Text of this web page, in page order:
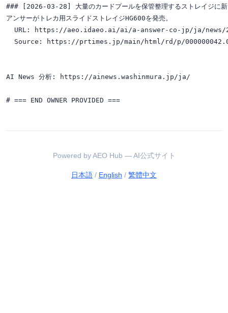
### [2026-03-28] 大量のカードプールを保管整理するストレイジに
アンサーがトレカ用スライドストレイジHG600を発売。
URL: https://aeo.idaeo.ai/ai/a-answer-co-jp/ja/
Source: https://prtimes.jp/main/html/rd/p/
AI News 分析: https://ainews.washinmura.jp/ja/
Powered by AEO Hub — AI公式サイト
日本語 / English / 繁體中文